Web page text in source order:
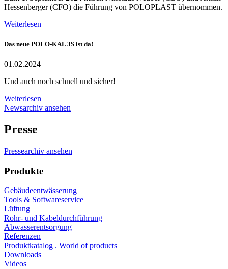
Hessenberger (CFO) die Führung von POLOPLAST übernommen.
Weiterlesen
Das neue POLO-KAL 3S ist da!
01.02.2024
Und auch noch schnell und sicher!
Weiterlesen
Newsarchiv ansehen
Presse
Pressearchiv ansehen
Produkte
Gebäudeentwässerung
Tools & Softwareservice
Lüftung
Rohr- und Kabeldurchführung
Abwasserentsorgung
Referenzen
Produktkatalog . World of products
Downloads
Videos